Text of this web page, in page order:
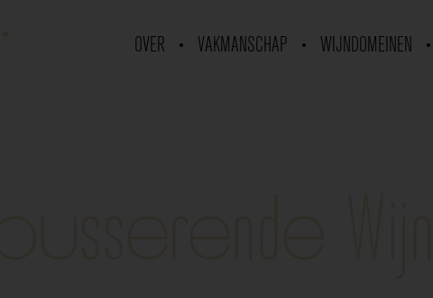
OVER VAKMANSCHAP WIJNDOMEINEN